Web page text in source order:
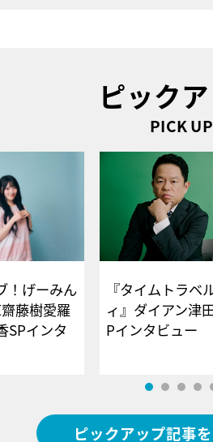
ピック
PICK UP
！げーみん
藤樹愛羅
SPインタ
『タイムトラベ
ィ』ダイアン津
Pインタビ
ピックアップ記事